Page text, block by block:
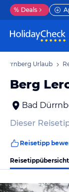
% Deals
Urlaub
Berg
Bad
Dieser
Reisetipp
Reisetippübersicht